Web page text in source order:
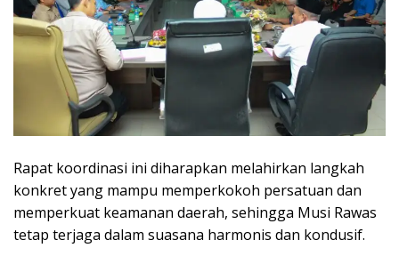
Rapat koordinasi ini diharapkan melahirkan langkah
konkret yang mampu memperkokoh persatuan dan
memperkuat keamanan daerah, sehingga Musi Rawas
tetap terjaga dalam suasana harmonis dan kondusif.